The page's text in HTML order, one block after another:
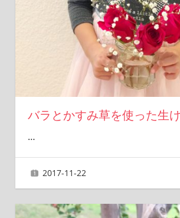
バラとかすみ草を使った生
…
2017-11-22